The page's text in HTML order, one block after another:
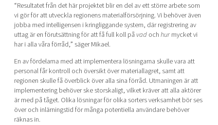
“Resultatet från det här projektet blir en del av ett större arbete som
vi gör för att utveckla regionens materialförsörjning. Vi behöver även
jobba med intelligensen i kringliggande system, där registrering av
uttag är en förutsättning för att få full koll på vadochhurmycket vi
har i alla våra förråd,” säger Mikael.
En av fördelarna med att implementera lösningarna skulle vara att
personal får kontroll och översikt över materiallagret, samt att
regionen skulle få överblick över alla sina förråd. Utmaningen är att
implementering behöver ske storskaligt, vilket kräver att alla aktörer
är med på tåget. Olika lösningar för olika sorters verksamhet bör ses
över och inlärningstid för många potentiella användare behöver
räknas in.